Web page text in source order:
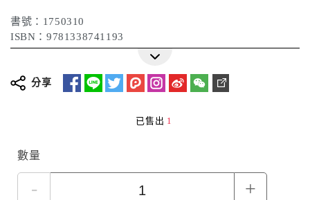
書號：1750310
ISBN：9781338741193
分享
已售出 1
數量
- +